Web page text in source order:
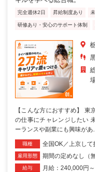
完全週休2日 昇給制度あり
研修あり・安心のサポート体制
【こんな方におすすめ】
の仕事にチャレンジしたい
ーランスや副業にも興味があ
職種 全国OK／上京し
雇用形態 期間の定めなし（
給与 月給：240,000円